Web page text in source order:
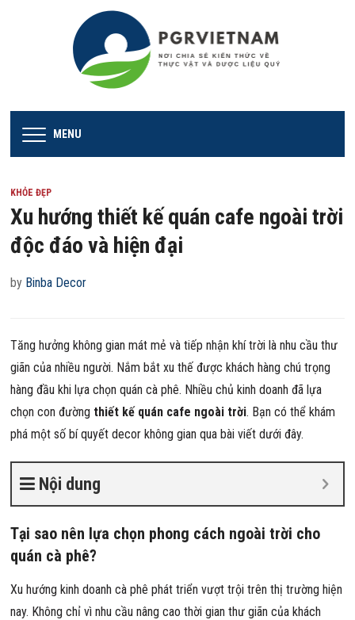
MENU
KHỎE ĐẸP
Xu hướng thiết kế quán cafe ngoài trời
độc đáo và hiện đại
by Binba Decor
Tăng hưởng không gian mát mẻ và tiếp nhận khí trời là nhu cầu thư
giãn của nhiều người. Nắm bắt xu thế được khách hàng chú trọng
hàng đầu khi lựa chọn quán cà phê. Nhiều chủ kinh doanh đã lựa
chọn con đường thiết kế quán cafe ngoài trời. Bạn có thể khám
phá một số bí quyết decor không gian qua bài viết dưới đây.
Nội dung
Tại sao nên lựa chọn phong cách ngoài trời cho
quán cà phê?
Xu hướng kinh doanh cà phê phát triển vượt trội trên thị trường hiện
nay. Không chỉ vì nhu cầu nâng cao thời gian thư giãn của khách